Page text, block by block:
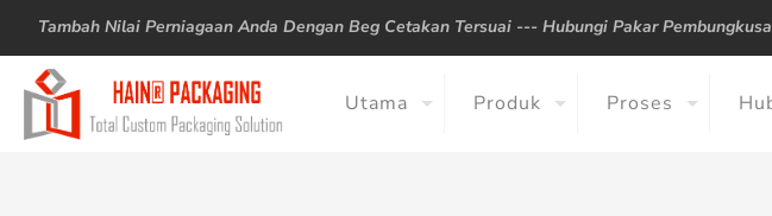
Tambah Nilai Perniagaan Anda Dengan Beg Cetakan Tersuai --- Hubungi Pakar
Utama Produk Proses